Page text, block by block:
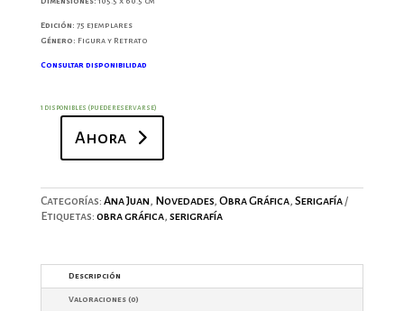
Edición: 75 ejemplares
Género: Figura y Retrato
Consultar disponibilidad
1 disponibles (puede reservarse)
amarillo
Ahora
Categorías: Ana Juan, Novedades, Obra Gráfica, Serigafía
Etiquetas: obra gráfica, serigrafía
Descripción
Valoraciones (0)